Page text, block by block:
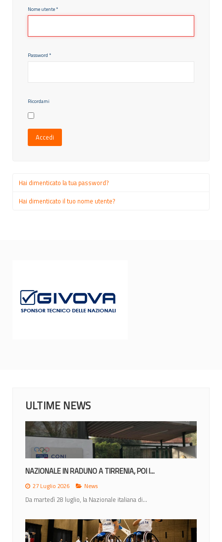
Nome utente*
Password*
Ricordami
Accedi
Hai dimenticato la tua password?
Hai dimenticato il tuo nome utente?
ULTIME NEWS
NAZIONALE IN RADUNO A TIRRENIA, POI I...
27 Luglio 2026 News
Da martedì 28 luglio, la Nazionale italiana di...